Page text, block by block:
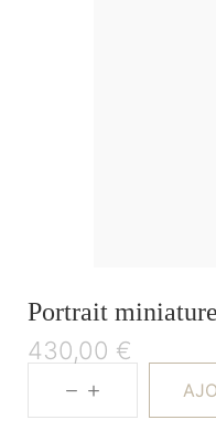
Portrait
430,00 €